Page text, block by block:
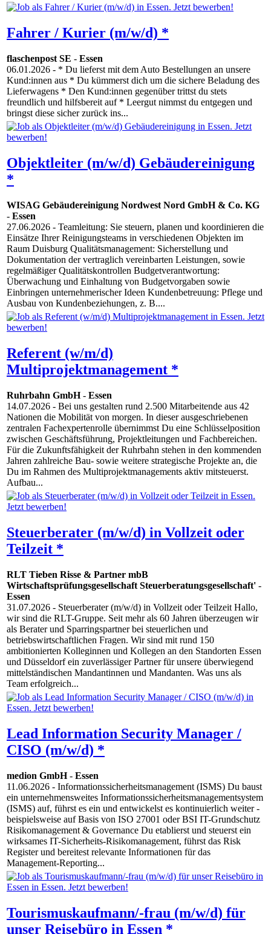
Fahrer / Kurier (m/w/d) *
flaschenpost SE - Essen
06.01.2026 - * Du lieferst mit dem Auto Bestellungen an unsere
Kund:innen aus * Du kümmerst dich um die sichere Beladung des
Lieferwagens * Den Kund:innen gegenüber trittst du stets
freundlich und hilfsbereit auf * Leergut nimmst du entgegen und
bringst diese sicher zurück ins...
Objektleiter (m/w/d) Gebäudereinigung
*
WISAG Gebäudereinigung Nordwest Nord GmbH & Co. KG
- Essen
27.06.2026 - Teamleitung: Sie steuern, planen und koordinieren die
Einsätze Ihrer Reinigungsteams in verschiedenen Objekten im
Raum Duisburg Qualitätsmanagement: Sicherstellung und
Dokumentation der vertraglich vereinbarten Leistungen, sowie
regelmäßiger Qualitätskontrollen Budgetverantwortung:
Überwachung und Einhaltung von Budgetvorgaben sowie
Einbringen unternehmerischer Ideen Kundenbetreuung: Pflege und
Ausbau von Kundenbeziehungen, z. B....
Referent (w/m/d)
Multiprojektmanagement *
Ruhrbahn GmbH- Essen
14.07.2026 - Bei uns gestalten rund 2.500 Mitarbeitende aus 42
Nationen die Mobilität von morgen. In dieser ausgeschriebenen
zentralen Fachexpertenrolle übernimmst Du eine Schlüsselposition
zwischen Geschäftsführung, Projektleitungen und Fachbereichen.
Für die Zukunftsfähigkeit der Ruhrbahn stehen in den kommenden
Jahren zahlreiche Bau- sowie weitere strategische Projekte an, die
Du im Rahmen des Multiprojektmanagements aktiv mitsteuerst.
Aufbau...
Steuerberater (m/w/d) in Vollzeit oder
Teilzeit *
RLT Tieben Risse & Partner mbB
Wirtschaftsprüfungsgesellschaft Steuerberatungsgesellschaft' -
Essen
31.07.2026 - Steuerberater (m/w/d) in Vollzeit oder Teilzeit Hallo,
wir sind die RLT-Gruppe. Seit mehr als 60 Jahren überzeugen wir
als Berater und Sparringspartner bei steuerlichen und
betriebswirtschaftlichen Fragen. Wir sind mit rund 150
ambitionierten Kolleginnen und Kollegen an den Standorten Essen
und Düsseldorf ein zuverlässiger Partner für unsere überwiegend
mittelständischen Mandantinnen und Mandanten. Was uns als
Team erfolgreich...
Lead Information Security Manager /
CISO (m/w/d) *
medion GmbH- Essen
11.06.2026 - Informationssicherheitsmanagement (ISMS) Du baust
ein unternehmensweites Informationssicherheitsmanagementsystem
(ISMS) auf, führst es ein und entwickelst es kontinuierlich weiter -
beispielsweise auf Basis von ISO 27001 oder BSI IT-Grundschutz
Risikomanagement & Governance Du etablierst und steuerst ein
wirksames IT-Sicherheits-Risikomanagement, führst das Risk
Register und bereitest relevante Informationen für das
Management-Reporting...
Tourismuskaufmann/-frau (m/w/d) für
unser Reisebüro in Essen *